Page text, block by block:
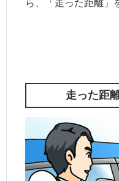
ら、「走った距離」
走った距